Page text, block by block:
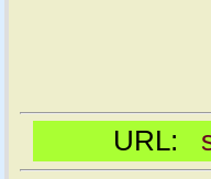
URL: